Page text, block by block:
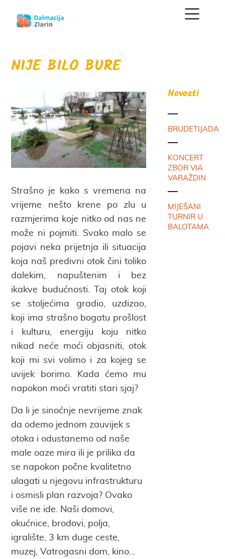
NIJE BILO BURE
Strašno je kako s vremena na
vrijeme nešto krene po zlu u
razmjerima koje nitko od nas ne
može ni pojmiti. Svako malo se
pojavi neka prijetnja ili situacija
koja naš predivni otok čini toliko
dalekim, napuštenim i bez
ikakve budućnosti. Taj otok koji
se stoljećima gradio, uzdizao,
koji ima strašno bogatu prošlost
i kulturu, energiju koju nitko
nikad neće moći objasniti, otok
koji mi svi volimo i za kojeg se
uvijek borimo. Kada ćemo mu
napokon moći vratiti stari sjaj?
Da li je sinoćnje nevrijeme znak
da odemo jednom zauvijek s
otoka i odustanemo od naše
male oaze mira ili je prilika da
se napokon počne kvalitetno
ulagati u njegovu infrastrukturu
i osmisli plan razvoja? Ovako
više ne ide. Naši domovi,
okućnice, brodovi, polja,
igralište, 3 km duge ceste,
muzej, Vatrogasni dom, kino…
Novosti
BRUDETIJADA
KONCERT
ZBOR VIA
VARAŽDIN
MIJEŠANI
TURNIR U
BALOTAMA